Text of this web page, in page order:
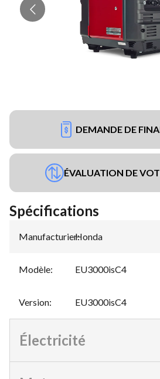
DEMANDE DE
ÉVALUATION DE
Spécifications
Manufacturier:
Honda
Modèle: EU3000isC4
Version: EU3000isC4
Électricité